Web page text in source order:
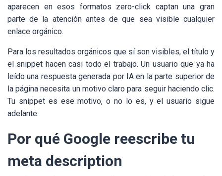
aparecen en esos formatos zero-click captan una gran
parte de la atención antes de que sea visible cualquier
enlace orgánico.
Para los resultados orgánicos que sí son visibles, el título y
el snippet hacen casi todo el trabajo. Un usuario que ya ha
leído una respuesta generada por IA en la parte superior de
la página necesita un motivo claro para seguir haciendo clic.
Tu snippet es ese motivo, o no lo es, y el usuario sigue
adelante.
Por qué Google reescribe tu
meta description